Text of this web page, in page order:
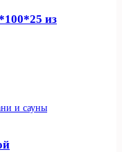
из
и сауны